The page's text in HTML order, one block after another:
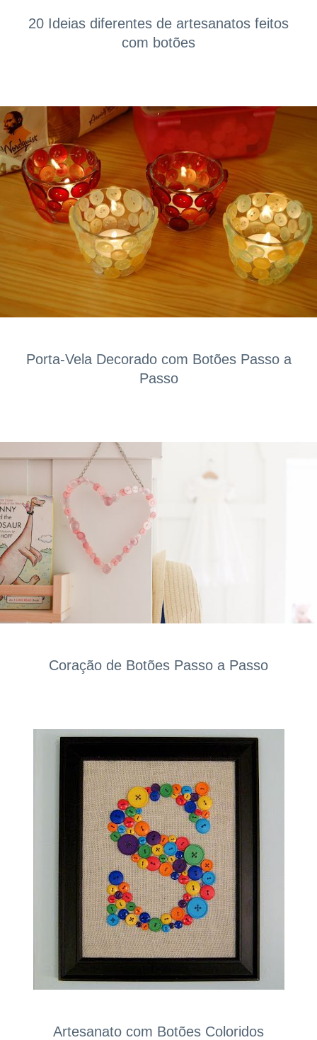
20 Ideias diferentes de artesanatos feitos
com botões
Porta-Vela Decorado com Botões Passo a
Passo
Coração de Botões Passo a Passo
Artesanato com Botões Coloridos